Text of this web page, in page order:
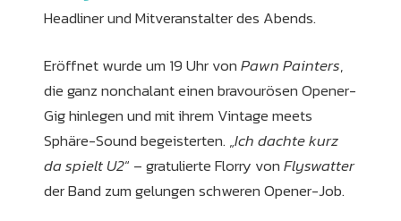
Headliner und Mitveranstalter des Abends.
Eröffnet wurde um 19 Uhr vonPawn Painters,
die ganz nonchalant einen bravourösen Opener-
Gig hinlegen und mit ihrem Vintage meets
Sphäre-Sound begeisterten. „Ich dachte kurz
da spielt U2“ – gratulierte Florry vonFlyswatter
der Band zum gelungen schweren Opener-Job.